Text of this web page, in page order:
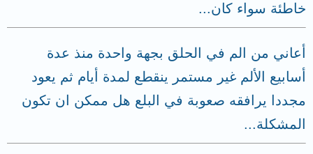
خاطئة سواء كان...
أعاني من الم في الحلق بجهة واحدة منذ عدة
أسابيع الألم غير مستمر ينقطع لمدة أيام ثم يعود
مجددا يرافقه صعوبة في البلع هل ممكن ان تكون
المشكلة...